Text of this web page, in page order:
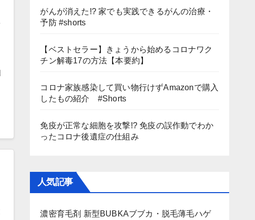
がんが消えた!? 家でも実践できるがんの治療・
予防 #shorts
【ベストセラー】きょうから始めるコロナワク
チン解毒17の方法【本要約】
コロナ家族感染して買い物行けずAmazonで購入
したもの紹介 #Shorts
免疫が正常な細胞を攻撃!? 免疫の誤作動でわか
ったコロナ後遺症の仕組み
人気記事
濃密育毛剤 新型BUBKAブブカ・脱毛薄毛ハゲ